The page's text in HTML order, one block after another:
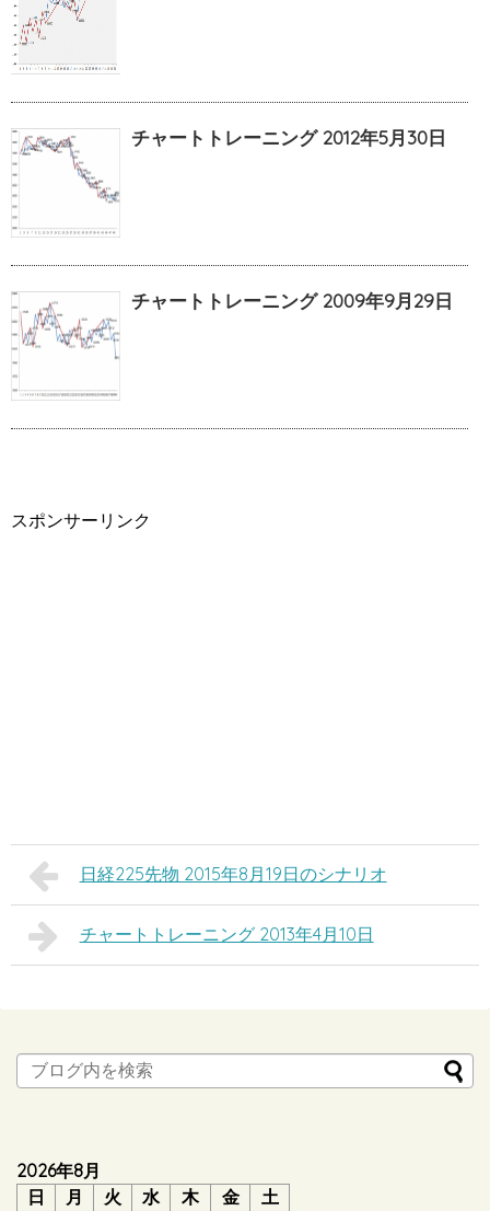
チャートトレーニング 2012年5月30日
チャートトレーニング 2009年9月29日
スポンサーリンク
日経225先物 2015年8月19日のシナリオ
チャートトレーニング 2013年4月10日
2026年8月
日
月 火 水 木 金
土